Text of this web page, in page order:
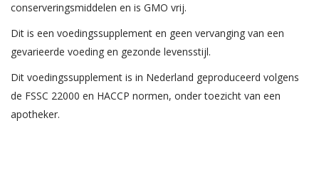
conserveringsmiddelen en is GMO vrij.
Dit is een voedingssupplement en geen vervanging van een
gevarieerde voeding en gezonde levensstijl.
Dit voedingssupplement is in Nederland geproduceerd volgens
de FSSC 22000 en HACCP normen, onder toezicht van een
apotheker.